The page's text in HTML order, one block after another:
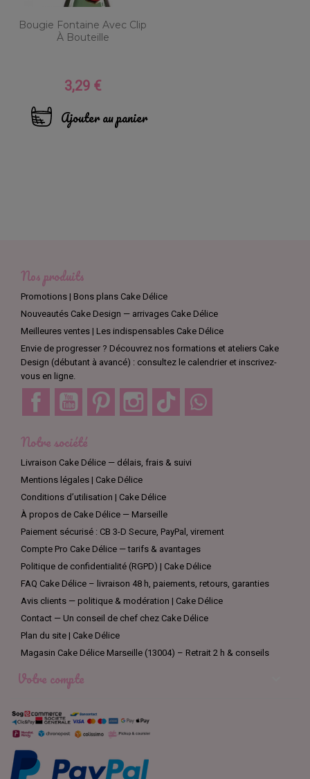
Bougie Fontaine Avec Clip
À Bouteille
Prix
3,29 €
Ajouter au panier
Nos produits
Promotions | Bons plans Cake Délice
Nouveautés Cake Design — arrivages Cake Délice
Meilleures ventes | Les indispensables Cake Délice
Envie de progresser ? Découvrez nos formations et ateliers Cake
Design (débutant à avancé) : consultez le calendrier et inscrivez-
vous en ligne.
Facebook YouTube Pinterest Instagram TikTok
Notre société
Livraison Cake Délice — délais, frais & suivi
Mentions légales | Cake Délice
Conditions d’utilisation | Cake Délice
À propos de Cake Délice — Marseille
Paiement sécurisé : CB 3-D Secure, PayPal, virement
Compte Pro Cake Délice — tarifs & avantages
Politique de confidentialité (RGPD) | Cake Délice
FAQ Cake Délice – livraison 48 h, paiements, retours, garanties
Avis clients — politique & modération | Cake Délice
Contact — Un conseil de chef chez Cake Délice
Plan du site | Cake Délice
Magasin Cake Délice Marseille (13004) – Retrait 2 h & conseils
Votre compte